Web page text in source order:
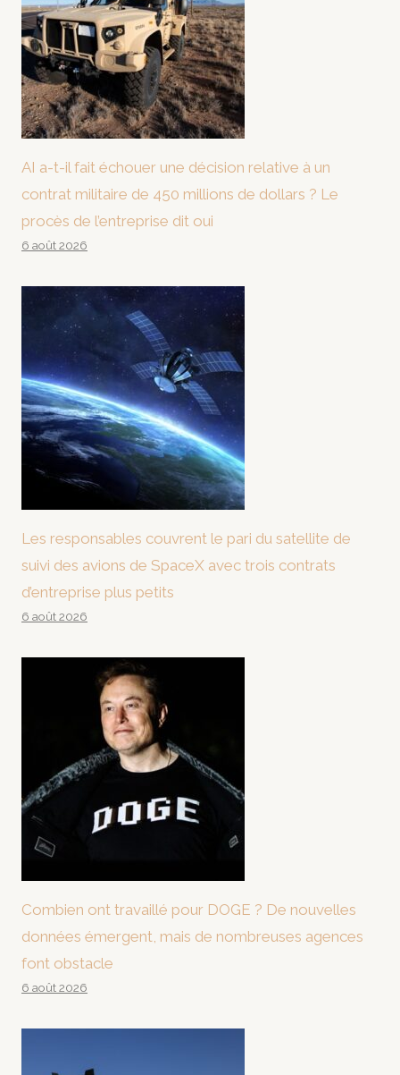
AI a-t-il fait échouer une décision relative à un
contrat militaire de 450 millions de dollars ? Le
procès de l’entreprise dit oui
6 août 2026
Les responsables couvrent le pari du satellite de
suivi des avions de SpaceX avec trois contrats
d’entreprise plus petits
6 août 2026
Combien ont travaillé pour DOGE ? De nouvelles
données émergent, mais de nombreuses agences
font obstacle
6 août 2026